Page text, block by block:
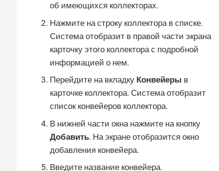
об имеющихся коллекторах.
Нажмите на строку коллектора в списке.
Система отобразит в правой части экрана
карточку этого коллектора с подробной
информацией о нем.
Перейдите на вкладку Конвейеры в
карточке коллектора. Система отобразит
список конвейеров коллектора.
В нижней части окна нажмите на кнопку
Добавить. На экране отобразится окно
добавления конвейера.
Введите название конвейера.